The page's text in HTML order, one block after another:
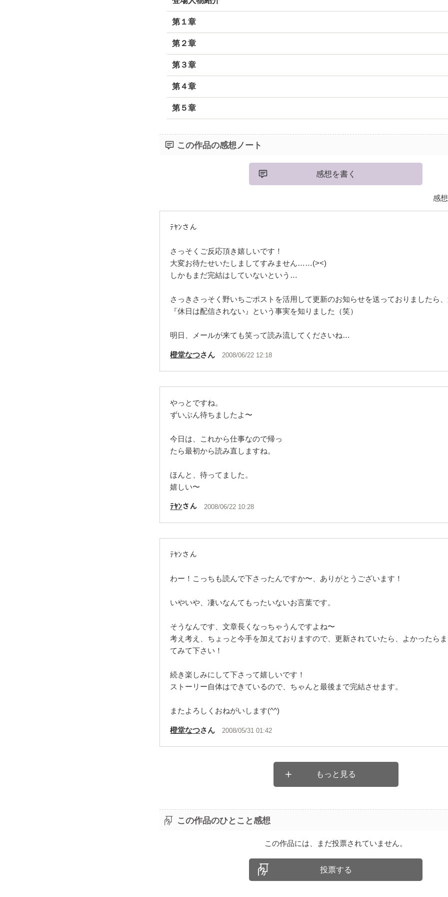
第１章
第２章
第３章
第４章
第５章
この作品の感想ノート
感想を書く
感
ﾃﾔﾝさん
さっそくご反応頂き嬉しいです！
大変お待たせいたしましてすみません……(><)
しかもまだ完結はしていないという…
さっきさっそく野いちごポストを活用して更新のお知らせを送っておりましたら、
『休日は配信されない』という事実を知りました（笑）
明日、メールが来ても笑って読み流してくださいね…
橙堂なつさん 2008/06/22 12:18
やっとですね。
ずいぶん待ちましたよ〜
今日は、これから仕事なので帰っ
たら最初から読み直しますね。
ほんと、待ってました。
嬉しい〜
ﾃﾔﾝさん 2008/06/22 10:28
ﾃﾔﾝさん
わー！こっちも読んで下さったんですか〜、ありがとうございます！
いやいや、凄いなんてもったいないお言葉です。
そうなんです、文章長くなっちゃうんですよね〜
考え考え、ちょっと今手を加えておりますので、更新されていたら、よかったら
てみて下さい！
続き楽しみにして下さって嬉しいです！
ストーリー自体はできているので、ちゃんと最後まで完結させます。
またよろしくおねがいします(^^)
橙堂なつさん 2008/05/31 01:42
もっと見る
この作品のひとこと感想
この作品には、まだ投票されていません。
投票する